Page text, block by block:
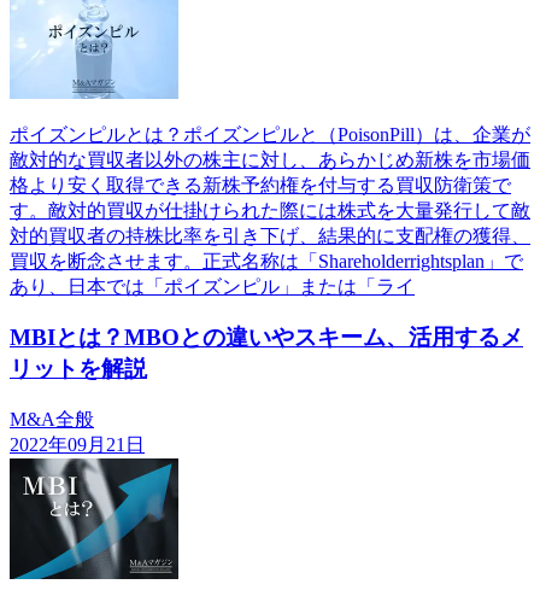
ポイズンピルとは？ポイズンピルと（PoisonPill）は、企業が
敵対的な買収者以外の株主に対し、あらかじめ新株を市場価
格より安く取得できる新株予約権を付与する買収防衛策で
す。敵対的買収が仕掛けられた際には株式を大量発行して敵
対的買収者の持株比率を引き下げ、結果的に支配権の獲得、
買収を断念させます。正式名称は「Shareholderrightsplan」で
あり、日本では「ポイズンピル」または「ライ
MBIとは？MBOとの違いやスキーム、活用するメ
リットを解説
M&A全般
2022年09月21日